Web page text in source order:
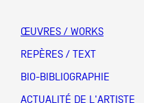
ŒUVRES / WORKS
REPÈRES / TEXT
BIO-BIBLIOGRAPHIE
ACTUALITÉ DE L'ARTISTE